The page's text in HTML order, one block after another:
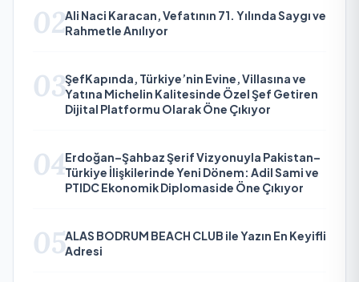
02Ali Naci Karacan, Vefatının 71. Yılında Saygı ve
Rahmetle Anılıyor
03ŞefKapında, Türkiye’nin Evine, Villasına ve
Yatına Michelin Kalitesinde Özel Şef Getiren
Dijital Platformu Olarak Öne Çıkıyor
04Erdoğan–Şahbaz Şerif Vizyonuyla Pakistan–
Türkiye İlişkilerinde Yeni Dönem: Adil Sami ve
PTIDC Ekonomik Diplomaside Öne Çıkıyor
05ALAS BODRUM BEACH CLUB ile Yazın En Keyifli
Adresi